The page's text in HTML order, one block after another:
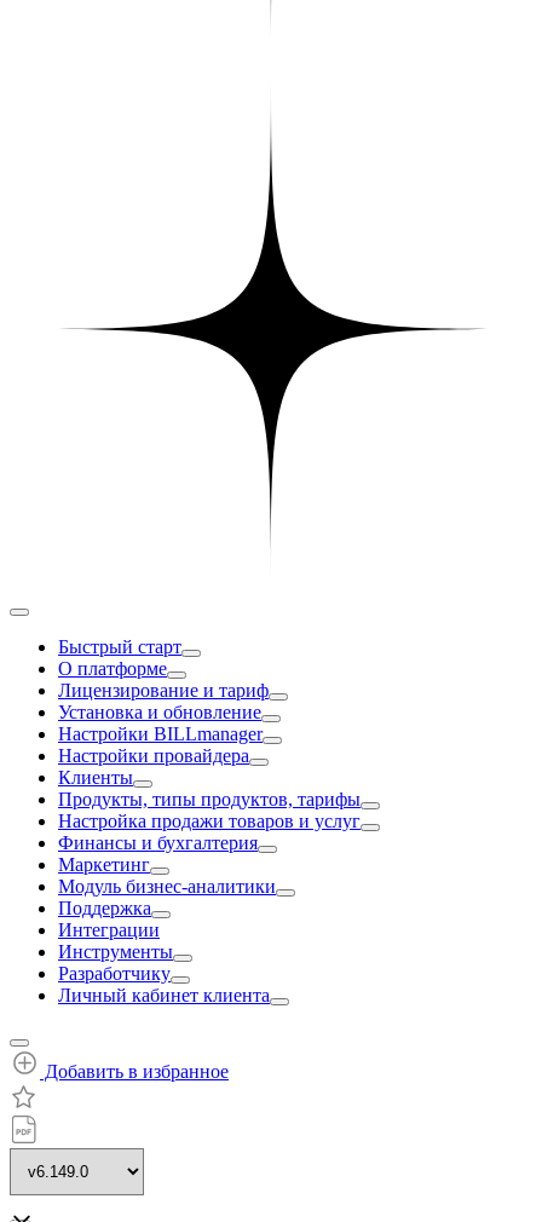
Быстрый старт
О платформе
Лицензирование и тариф
Установка и обновление
Настройки BILLmanager
Настройки провайдера
Клиенты
Продукты, типы продуктов, тарифы
Настройка продажи товаров и услуг
Финансы и бухгалтерия
Маркетинг
Модуль бизнес-аналитики
Поддержка
Интеграции
Инструменты
Разработчику
Личный кабинет клиента
Добавить в избранное